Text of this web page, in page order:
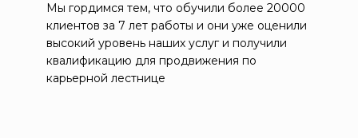
Мы гордимся тем, что обучили более 20000
клиентов за 7 лет работы и они уже оценили
высокий уровень наших услуг и получили
квалификацию для продвижения по
карьерной лестнице